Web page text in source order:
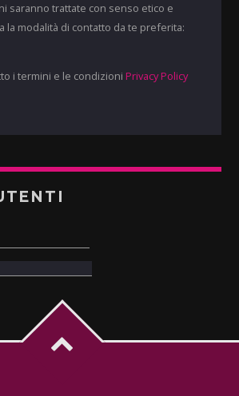
saranno trattate con senso etico e
la modalità di contatto da te preferita:
i termini e le condizioni Privacy Policy